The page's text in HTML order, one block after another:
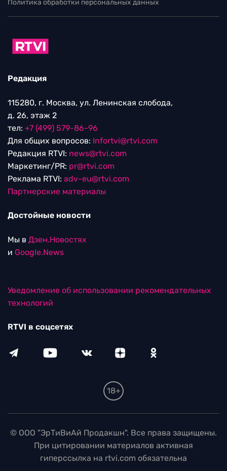
Политика обработки персональных данных
Редакция
115280, г. Москва, ул. Ленинская слобода,
д. 26, этаж 2
тел: +7 (499) 579-86-96
Для общих вопросов: Infortvi@rtvi.com
Редакция RTVI: news@rtvi.com
Маркетинг/PR: pr@rtvi.com
Реклама RTVI: adv-eu@rtvi.com
Партнерские материалы
Достойные новости
Мы в Дзен.Новостях
и Google.News
Уведомление об использовании рекомендательных
технологий
RTVI в соцсетях
18+
© ООО "ЭрТиВиАй Продакшн". Все права защищены.
При цитировании материалов активная
гиперссылка на rtvi.com обязательна